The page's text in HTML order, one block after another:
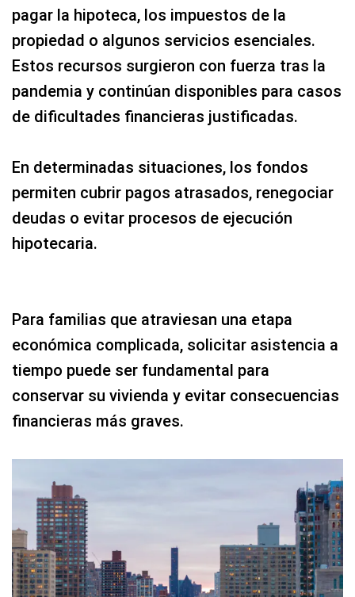
pagar la hipoteca, los impuestos de la
propiedad o algunos servicios esenciales.
Estos recursos surgieron con fuerza tras la
pandemia y continúan disponibles para casos
de dificultades financieras justificadas.
En determinadas situaciones, los fondos
permiten cubrir pagos atrasados, renegociar
deudas o evitar procesos de ejecución
hipotecaria.
Para familias que atraviesan una etapa
económica complicada, solicitar asistencia a
tiempo puede ser fundamental para
conservar su vivienda y evitar consecuencias
financieras más graves.